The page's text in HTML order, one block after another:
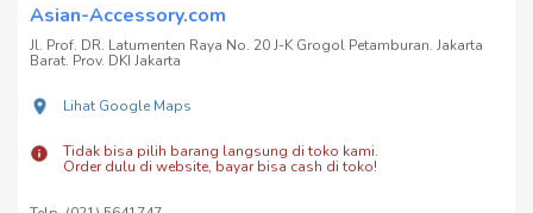
Asian-Accessory.com
Jl. Prof. DR. Latumenten Raya No. 20 J-K Grogol Petamburan. Jakarta
Barat. Prov. DKI Jakarta
Lihat Google Maps
Tidak bisa pilih barang langsung di toko kami.
Order dulu di website, bayar bisa cash di toko!